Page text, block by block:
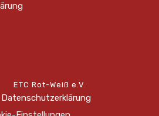
ETC Rot-Weiß e.V.
Datenschutzerklärung